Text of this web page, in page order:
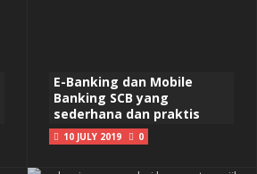
E-Banking dan Mobile
Banking SCB yang
sederhana dan praktis
10 JULY 2019 0